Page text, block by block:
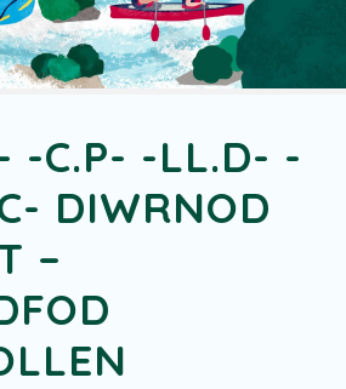
-C.P- -LL.D- -
DIWRNOD
–